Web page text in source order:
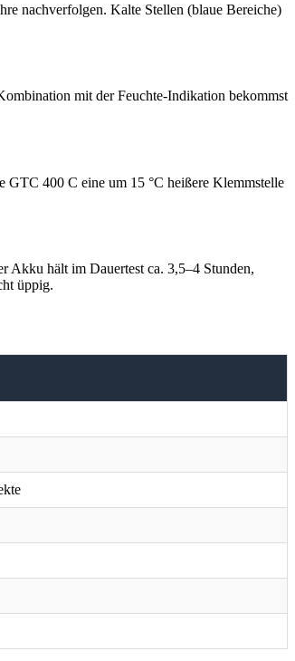
nachverfolgen. Kalte Stellen (blaue Bereiche)
mit der Feuchte-Indikation bekommst
GTC 400 C eine um 15 °C heißere Klemmstelle
Akku hält im Dauertest ca. 3,5–4 Stunden,
üppig.